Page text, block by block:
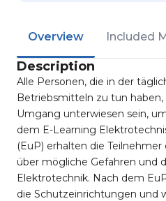
Overview Included
Description
Alle Personen, die in der
Betriebsmitteln zu tun
Umgang unterwiesen sein,
dem E-Learning
(EuP) erhalten die
über mögliche Gefahren und
Elektrotechnik. Nach dem
die Schutzeinrichtungen und